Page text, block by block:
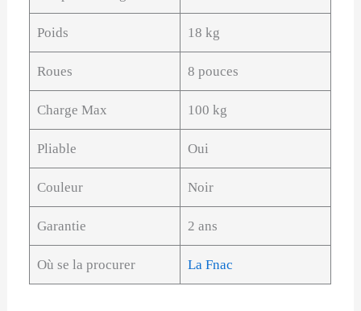
Poids 18 kg
Roues 8 pouces
Charge Max 100 kg
Pliable Oui
Couleur Noir
Garantie 2 ans
Où se la procurer La Fnac